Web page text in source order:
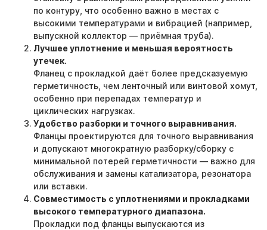
по контуру, что особенно важно в местах с
высокими температурами и вибрацией (например,
выпускной коллектор — приёмная труба).
Лучшее уплотнение и меньшая вероятность
утечек.
Фланец с прокладкой даёт более предсказуемую
герметичность, чем ленточный или винтовой хомут,
особенно при перепадах температур и
циклических нагрузках.
Удобство разборки и точного выравнивания.
Фланцы проектируются для точного выравнивания
и допускают многократную разборку/сборку с
минимальной потерей герметичности — важно для
обслуживания и замены катализатора, резонатора
или вставки.
Совместимость с уплотнениями и прокладками
высокого температурного диапазона.
Прокладки под фланцы выпускаются из